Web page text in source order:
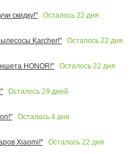
скидку!"
Осталось 22 дня
Karcher!"
Осталось 22 дня
HONOR!"
Осталось 22 дня
Осталось 29 дней
Осталось 4 дня
Xiaomi!"
Осталось 22 дня